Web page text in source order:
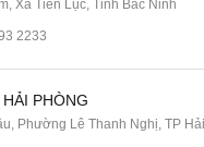
Xã Tiên Lục, Tỉnh Bắc Ninh
2233
PHÒNG
Phường Lê Thanh Nghị, TP